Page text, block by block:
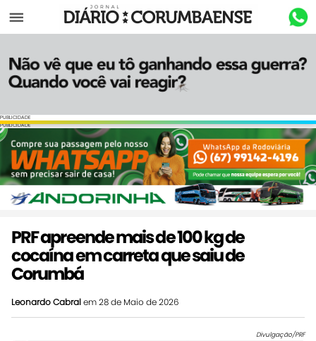
Menu
PUBLICIDADE
PUBLICIDADE
PRF apreende mais de 100 kg de
cocaína em carreta que saiu de
Corumbá
Leonardo Cabralem 28 de Maio de 2026
Divulgação/PRF